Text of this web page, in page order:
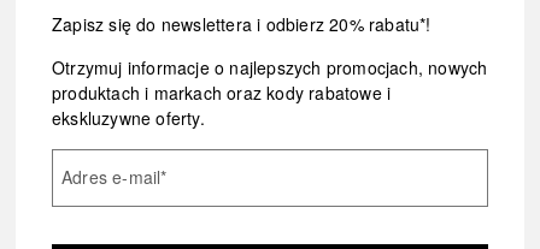
Zapisz się do newslettera i odbierz 20% rabatu*!
Otrzymuj informacje o najlepszych promocjach, nowych
produktach i markach oraz kody rabatowe i
ekskluzywne oferty.
Adres e-mail*